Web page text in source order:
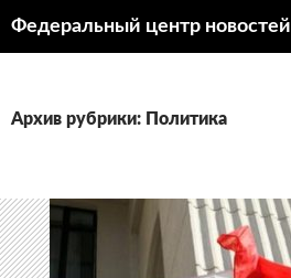
Федеральный центр новостей
Архив рубрики: Политика